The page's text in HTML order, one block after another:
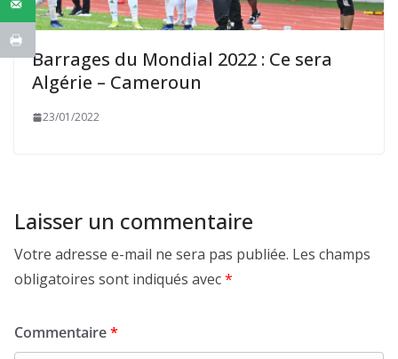
Barrages du Mondial 2022 : Ce sera
Algérie – Cameroun
23/01/2022
Laisser un commentaire
Votre adresse e-mail ne sera pas publiée. Les champs
obligatoires sont indiqués avec*
Commentaire*